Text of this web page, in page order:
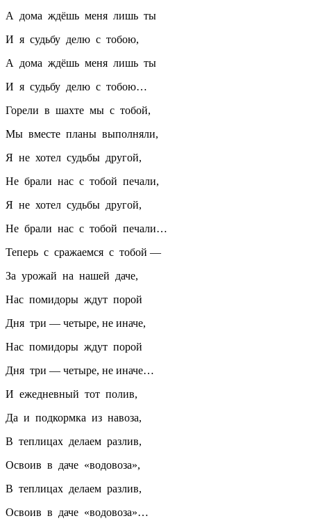
А дома ждёшь меня лишь ты
И я судьбу делю с тобою,
А дома ждёшь меня лишь ты
И я судьбу делю с тобою…
Горели в шахте мы с тобой,
Мы вместе планы выполняли,
Я не хотел судьбы другой,
Не брали нас с тобой печали,
Я не хотел судьбы другой,
Не брали нас с тобой печали…
Теперь с сражаемся с тобой —
За урожай на нашей даче,
Нас помидоры ждут порой
Дня три — четыре, не иначе,
Нас помидоры ждут порой
Дня три — четыре, не иначе…
И ежедневный тот полив,
Да и подкормка из навоза,
В теплицах делаем разлив,
Освоив в даче «водовоза»,
В теплицах делаем разлив,
Освоив в даче «водовоза»…